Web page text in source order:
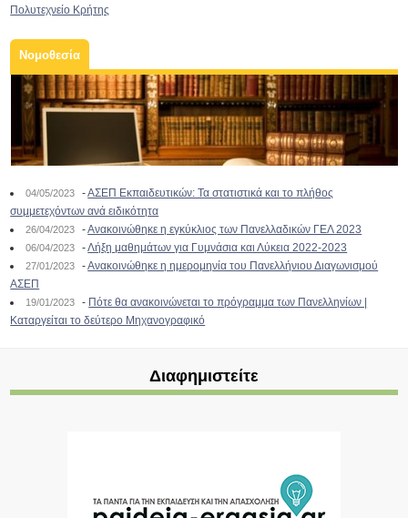
Πολυτεχνείο Κρήτης
Νομοθεσία
04/05/2023 -ΑΣΕΠ Εκπαιδευτικών: Τα στατιστικά και το πλήθος
συμμετεχόντων ανά ειδικότητα
26/04/2023 -Ανακοινώθηκε η εγκύκλιος των Πανελλαδικών ΓΕΛ 2023
06/04/2023 -Λήξη μαθημάτων για Γυμνάσια και Λύκεια 2022-2023
27/01/2023 -Ανακοινώθηκε η ημερομηνία του Πανελλήνιου Διαγωνισμού
ΑΣΕΠ
19/01/2023 - Πότε θα ανακοινώνεται το πρόγραμμα των Πανελληνίων |
Καταργείται το δεύτερο Μηχανογραφικό
Διαφημιστείτε